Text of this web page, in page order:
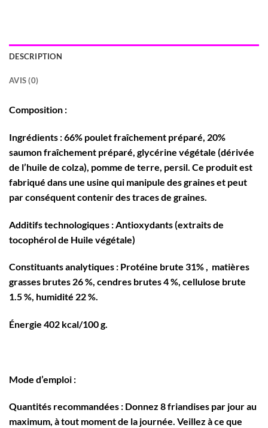
DESCRIPTION
AVIS (0)
Composition :
Ingrédients : 66% poulet fraîchement préparé, 20%
saumon fraîchement préparé, glycérine végétale (dérivée
de l’huile de colza), pomme de terre, persil. Ce produit est
fabriqué dans une usine qui manipule des graines et peut
par conséquent contenir des traces de graines.
Additifs technologiques : Antioxydants (extraits de
tocophérol de Huile végétale)
Constituants analytiques : Protéine brute 31% , matières
grasses brutes 26 %, cendres brutes 4 %, cellulose brute
1.5 %, humidité 22 %.
Énergie 402 kcal/100 g.
Mode d’emploi :
Quantités recommandées : Donnez 8 friandises par jour au
maximum, à tout moment de la journée. Veillez à ce que